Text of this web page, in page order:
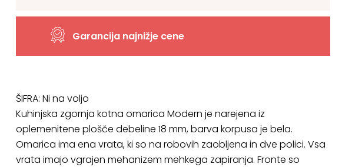
UG-
ena
vrata
,VEČ
Garancija najnižje cene
ŠIFRA: Ni na voljo
Kuhinjska zgornja kotna omarica Modern je narejena iz
oplemenitene plošče debeline 18 mm, barva korpusa je bela.
Omarica ima ena vrata, ki so na robovih zaobljena in dve polici. Vsa
vrata imajo vgrajen mehanizem mehkega zapiranja. Fronte so